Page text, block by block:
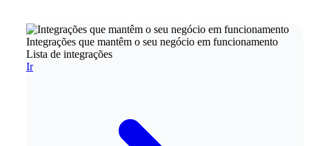
Integrações que mantêm o seu negócio em funcionamento
Lista de integrações
Ir